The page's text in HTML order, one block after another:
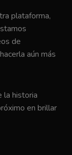
plataforma,
de
aún más
la historia
en brillar